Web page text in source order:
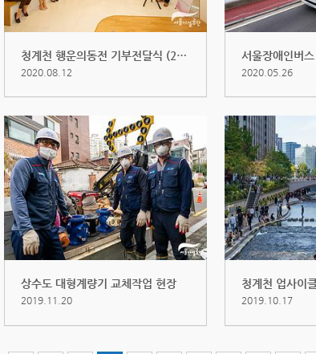
청계천 행운의동전 기부전달식 (202...
2020.08.12
서울장애인버스
2020.05.26
상수도 대형계량기 교체작업 현장
2019.11.20 2019.10.17